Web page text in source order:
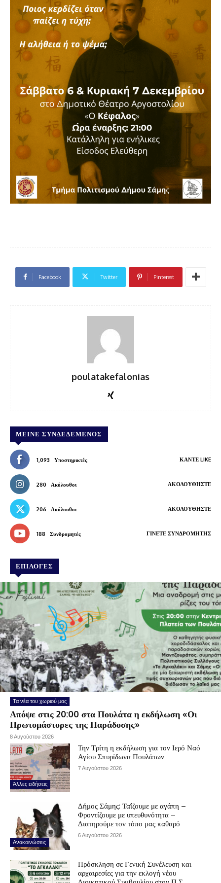
Facebook Twitter Pinterest
poulatakefalonias
ΜΕΊΝΕ ΣΥΝΔΕΔΕΜΈΝΟΣ
1,093 Υποστηρικτές ΚΆΝΤΕ LIKE
280 Ακόλουθοι ΑΚΟΛΟΥΘΉΣΤΕ
206 Ακόλουθοι ΑΚΟΛΟΥΘΉΣΤΕ
188 Συνδρομητές ΓΊΝΕΤΕ ΣΥΝΔΡΟΜΗΤΉΣ
ΕΠΙΛΟΓΕΣ
Τα νέα του χωριού μας
Απόψε στις 20:00 στα Πουλάτα η εκδήλωση «Οι
Πρωτομάστορες της Παράδοσης»
8 Αυγούστου 2026
Άλλες ειδήσεις
Την Τρίτη η εκδήλωση για τον Ιερό Ναό
Αγίου Σπυρίδωνα Πουλάτων
7 Αυγούστου 2026
Ανακοινώσεις
Δήμος Σάμης: Ταΐζουμε με αγάπη –
Φροντίζουμε με υπευθυνότητα –
Διατηρούμε τον τόπο μας καθαρό
6 Αυγούστου 2026
Πρόσκληση σε Γενική Συνέλευση και
αρχαιρεσίες για την εκλογή νέου